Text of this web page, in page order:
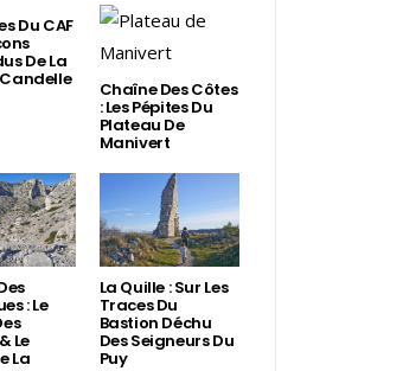
Du CAF
De La
Chaîne Des Côtes
: Les Pépites Du
Plateau De
Manivert
: Le
Le
La
La Quille : Sur Les
Traces Du
Bastion Déchu
Des Seigneurs Du
Puy